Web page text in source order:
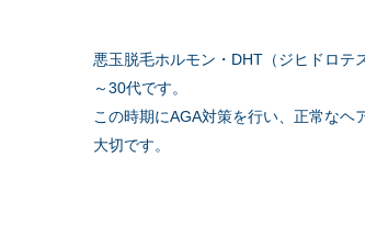
悪玉脱毛ホルモン・DHT（ジヒドロテ
～30代です。
この時期にAGA対策を行い、正常な
大切です。